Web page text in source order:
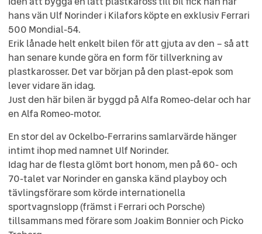
hans vän Ulf Norinder i Kilafors köpte en exklusiv Ferrari
500 Mondial-54.
Erik lånade helt enkelt bilen för att gjuta av den – så att
han senare kunde göra en form för tillverkning av
plastkarosser. Det var början på den plast-epok som
lever vidare än idag.
Just den här bilen är byggd på Alfa Romeo-delar och har
en Alfa Romeo-motor.
En stor del av Ockelbo-Ferrarins samlarvärde hänger
intimt ihop med namnet Ulf Norinder.
Idag har de flesta glömt bort honom, men på 60- och
70-talet var Norinder en ganska känd playboy och
tävlingsförare som körde internationella
sportvagnslopp (främst i Ferrari och Porsche)
tillsammans med förare som Joakim Bonnier och Picko